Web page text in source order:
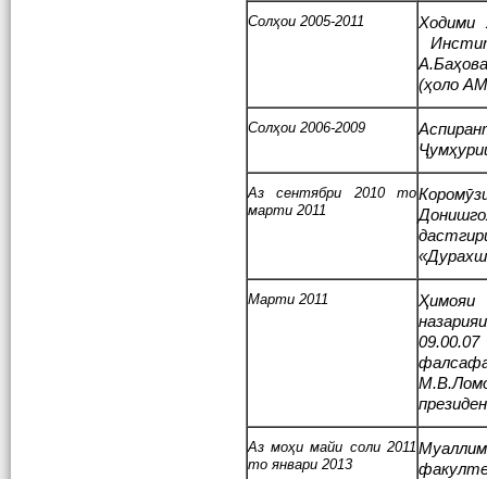
Солҳои 2005-2011
Ходими
(ҳоло
Солҳои 2006-2009
Аз сентябри 2010 то
марти 2011
Марти 2011
Ҳимояи
Аз моҳи майи соли 2011
то январи 2013